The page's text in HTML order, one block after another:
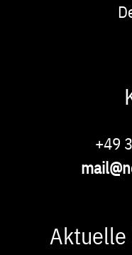
+49
Aktuelle